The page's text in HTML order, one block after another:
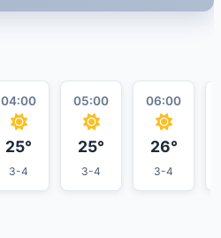
04:00
25°
3-4
05:00
25°
3-4
06:00
26°
3-4